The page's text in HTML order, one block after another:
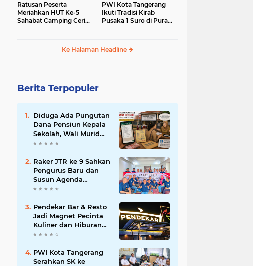
Ratusan Peserta
Meriahkan HUT Ke-5
Sahabat Camping Ceria,
PWI Kota Tangerang
Ikuti Tradisi Kirab
Pusaka 1 Suro di Pura
Ke Halaman Headline
Berita Terpopuler
Diduga Ada Pungutan
Dana Pensiun Kepala
Sekolah, Wali Murid
SDN Pasar Kemis 2
Pengaduan
Raker JTR ke 9 Sahkan
Pengurus Baru dan
Susun Agenda
Strategis 2026
Pendekar Bar & Resto
Jadi Magnet Pecinta
Kuliner dan Hiburan
Malam di Tangerang
PWI Kota Tangerang
Serahkan SK ke